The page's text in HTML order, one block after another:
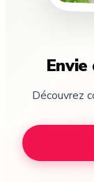
Découvrez